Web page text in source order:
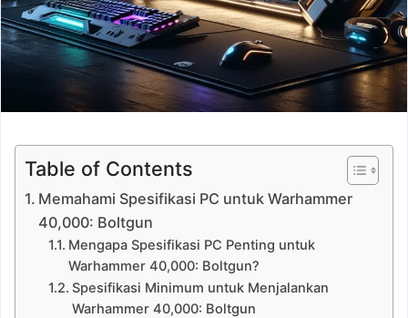
Table of Contents
Memahami Spesifikasi PC untuk Warhammer
40,000: Boltgun
Mengapa Spesifikasi PC Penting untuk
Warhammer 40,000: Boltgun?
Spesifikasi Minimum untuk Menjalankan
Warhammer 40,000: Boltgun